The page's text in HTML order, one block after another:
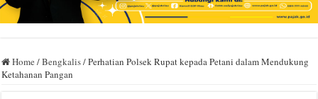
Home /Bengkalis/Perhatian Polsek Rupat kepada Petani dalam Mendukung
Ketahanan Pangan